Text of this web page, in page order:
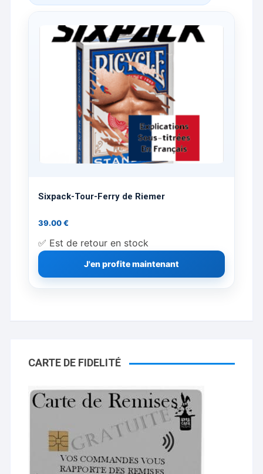
Sixpack-Tour-Ferry de Riemer
39.00€
✅ Est de retour en stock
J'en profite maintenant
CARTE DE FIDELITÉ